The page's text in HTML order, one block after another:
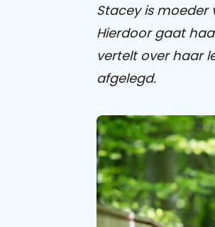
Stacey is moeder
Hierdoor gaat
vertelt over haar
afgelegd.